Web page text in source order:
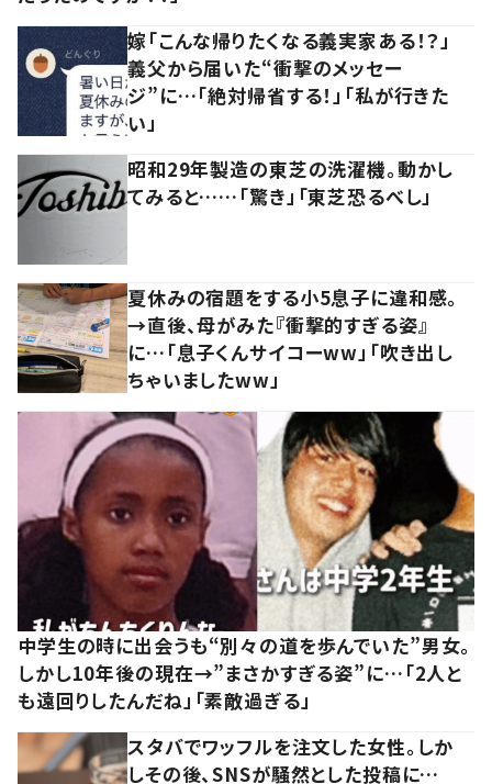
嫁「こんな帰りたくなる義実家ある！？」
義父から届いた“衝撃のメッセー
ジ”に…「絶対帰省する！」「私が行きた
い」
昭和29年製造の東芝の洗濯機。動かし
てみると……「驚き」「東芝恐るべし」
夏休みの宿題をする小5息子に違和感。
→直後、母がみた『衝撃的すぎる姿』
に…「息子くんサイコーww」「吹き出し
ちゃいましたww」
中学生の時に出会うも“別々の道を歩んでいた”男女。
しかし10年後の現在→”まさかすぎる姿”に…「2人と
も遠回りしたんだね」「素敵過ぎる」
スタバでワッフルを注文した女性。しか
しその後、SNSが騒然とした投稿に…